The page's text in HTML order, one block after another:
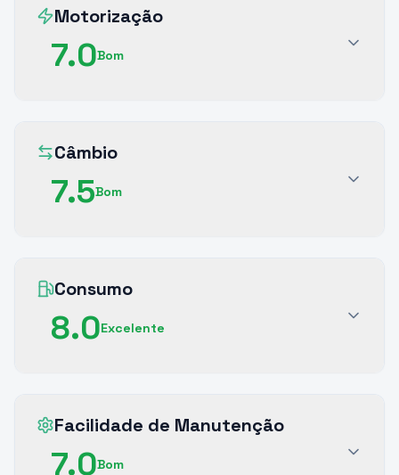
Motorização
7.0Bom
Câmbio
7.5Bom
Consumo
8.0Excelente
Facilidade de Manutenção
7.0Bom